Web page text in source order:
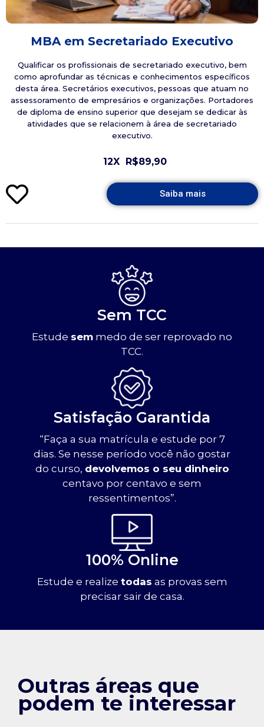
MBA em Secretariado Executivo
Qualificar os profissionais de secretariado executivo, bem
como aprofundar as técnicas e conhecimentos específicos
desta área. Secretários executivos, pessoas que atuam no
assessoramento de empresários e organizações. Portadores
de diploma de ensino superior que desejam se dedicar às
atividades que se relacionem à área de secretariado
executivo.
12X R$89,90
Saiba mais
Sem TCC
Estude sem medo de ser reprovado no
TCC.
Satisfação Garantida
“Faça a sua matrícula e estude por 7
dias. Se nesse período você não gostar
do curso, devolvemos o seu dinheiro
centavo por centavo e sem
ressentimentos”.
100% Online
Estude e realize todas as provas sem
precisar sair de casa.
Outras áreas que
podem te interessar